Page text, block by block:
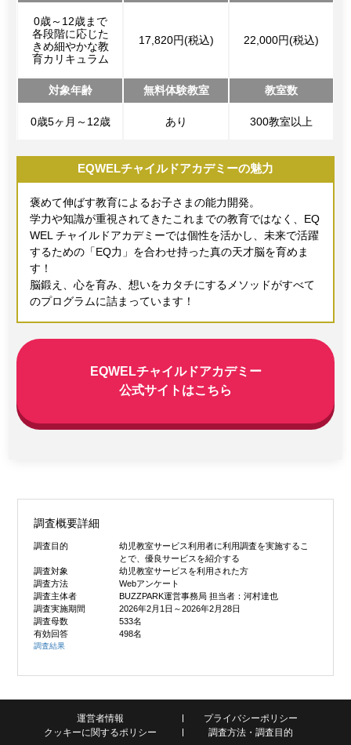
0歳～12歳まで
各段階に応じた
きめ細やかな教
育カリキュラム
17,820円(税込) 22,000円(税込)
対象年齢 無料体験教室 教室数
0歳5ヶ月～12歳 あり 300教室以上
EQWELチャイルドアカデミーの魅力
褒めて伸ばす教育によるお子さまの能力開発。
学力や知識が重視されてきたこれまでの教育ではなく、EQ
WEL チャイルドアカデミーでは個性を活かし、未来で活躍
するための「EQ力」を合わせ持った真の天才脳を育めま
す！
脳鍛え、心を育み、想いをカタチにするメソッドがすべて
のプログラムに詰まっています！
EQWELチャイルドアカデミー
公式サイトはこちら
調査概要詳細
調査目的
幼児教室サービス利用者に利用調査を実施するこ
とで、優良サービスを紹介する
調査対象
幼児教室サービスを利用された方
調査方法
Webアンケート
調査主体者
BUZZPARK運営事務局 担当者：河村達也
調査実施期間
2026年2月1日～2026年2月28日
調査母数
533名
有効回答
498名
調査結果
運営者情報
プライバシーポリシー
クッキーに関するポリシー
調査方法・調査目的